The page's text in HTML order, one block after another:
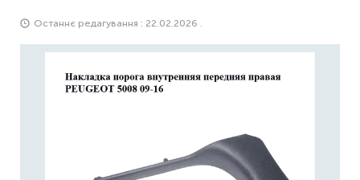
Останнє редагування : 22.02.2026 .